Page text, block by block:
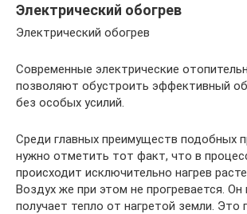
Электрический обогрев
Электрический обогрев
Современные электрические
позволяют обустроить эффективный
без особых усилий.
Среди главных преимуществ подобных
нужно отметить тот факт, что в
происходит исключительно нагрев
Воздух же при этом не прогревается. Он
получает тепло от нагретой земли. Это